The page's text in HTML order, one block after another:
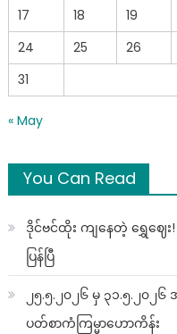
17
18 19
24
25 26
31
« May
You Can Read
ဒိုင်ဗင်ထိုး ကျနေတဲ့ ရွှေဈေး
ပြန်ပြီ
၂၅.၅.၂၀၂၆ မှ ၃၁.၅.၂၀
ပတ်စာကံကြမ္မာဟောကိန်း